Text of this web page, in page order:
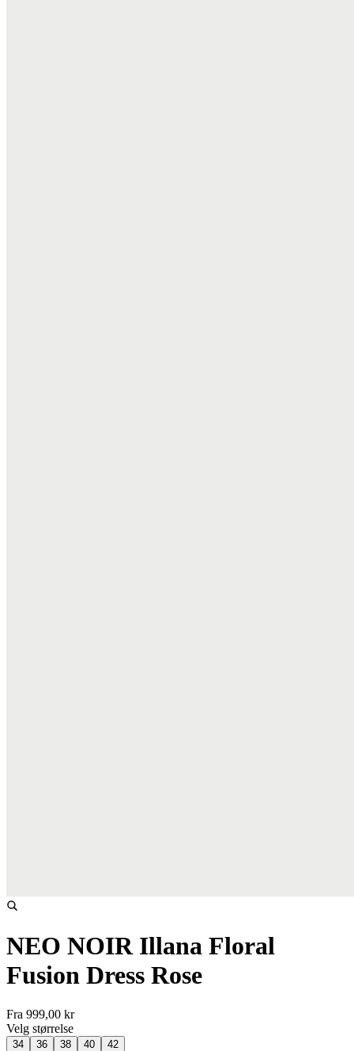
NEO NOIR Illana Floral
Fusion Dress Rose
Fra 999,00 kr
Velg størrelse
34 36 38 40 42